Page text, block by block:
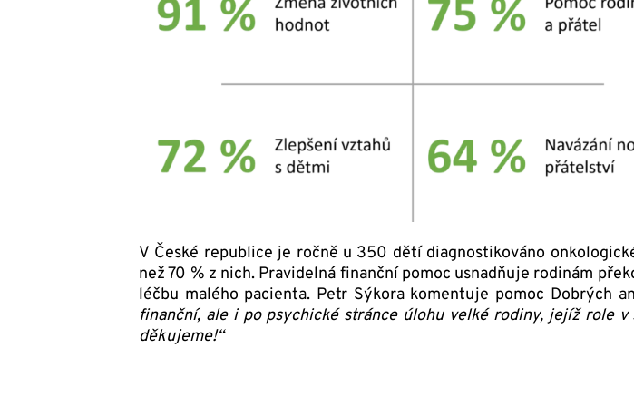
V České republice je ročně u 350 dětí diagnostikováno
než 70 % z nich. Pravidelná finanční pomoc usnadňuje rodinám
léčbu malého pacienta. Petr Sýkora komentuje pomoc Dobrých
finanční, ale i po psychické stránce úlohu velké rodiny, jejíž role
děkujeme!“